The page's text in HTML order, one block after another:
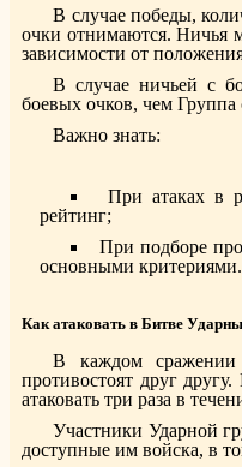
В случае победы,
очки отнимаются. Ничья
зависимости от
В случае ничьей с
боевых очков, чем Группа
Важно знать:
При атаках в
рейтинг;
При подборе
основными критериями.
Как атаковать в Битве
В каждом сражении
противостоят друг
атаковать три раза в
Участники Ударной
доступные им войска, в